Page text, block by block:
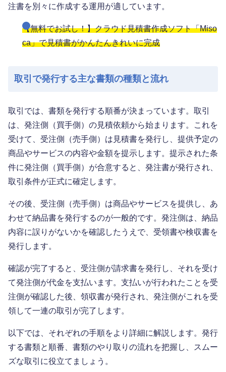
注書を別々に作成する運用が適しています。
【無料でお試し！】クラウド見積書作成ソフト「Miso
ca」で見積書がかんたんきれいに完成
取引で発行する主な書類の種類と流れ
取引では、書類を発行する順番が決まっています。取引
は、発注側（買手側）の見積依頼から始まります。これを
受けて、受注側（売手側）は見積書を発行し、提供予定の
商品やサービスの内容や金額を提示します。提示された条
件に発注側（買手側）が合意すると、発注書が発行され、
取引条件が正式に確定します。
その後、受注側（売手側）は商品やサービスを提供し、あ
わせて納品書を発行するのが一般的です。発注側は、納品
内容に誤りがないかを確認したうえで、受領書や検収書を
発行します。
確認が完了すると、受注側が請求書を発行し、それを受け
て発注側が代金を支払います。支払いが行われたことを受
注側が確認した後、領収書が発行され、発注側がこれを受
領して一連の取引が完了します。
以下では、それぞれの手順をより詳細に解説します。発行
する書類と順番、書類のやり取りの流れを把握し、スムー
ズな取引に役立てましょう。